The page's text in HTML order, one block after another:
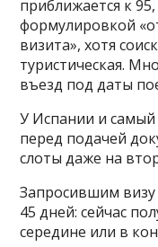
приближается к
формулировкой
визита», хотя
туристическая.
въезд под даты
У Испании и
перед подачей
слоты даже на
Запросившим
45 дней: сейчас
середине или в